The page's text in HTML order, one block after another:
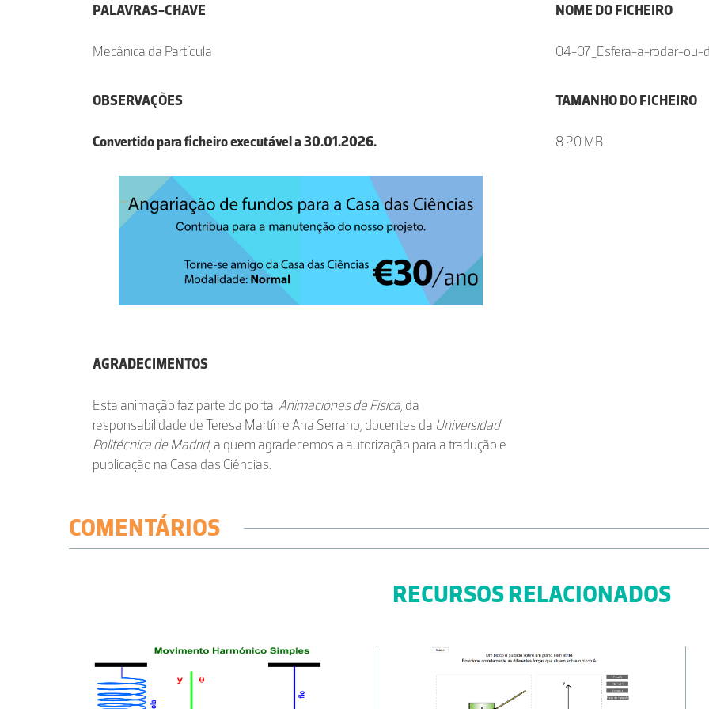
PALAVRAS-CHAVE
Mecânica da Partícula
OBSERVAÇÕES
Convertido para ficheiro executável a 30.01.2026.
AGRADECIMENTOS
Esta animação faz parte do portalAnimaciones de Física, da
responsabilidade de Teresa Martín e Ana Serrano, docentes da Universidad
Politécnica de Madrid, a quem agradecemos a autorização para a tradução e
publicação na Casa das Ciências.
NOME DO FICHEIRO
04-07_Esfera-a-rodar-ou-
TAMANHO DO FICHEIRO
8.20 MB
COMENTÁRIOS
RECURSOS RELACIONADOS